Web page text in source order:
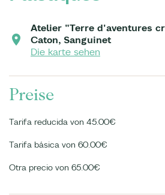
Atelier "Terre d'aventures
Caton, Sanguinet
Die karte sehen
Preise
Tarifa reducida von 45.00€
Tarifa básica von 60.00€
Otra precio von 65.00€